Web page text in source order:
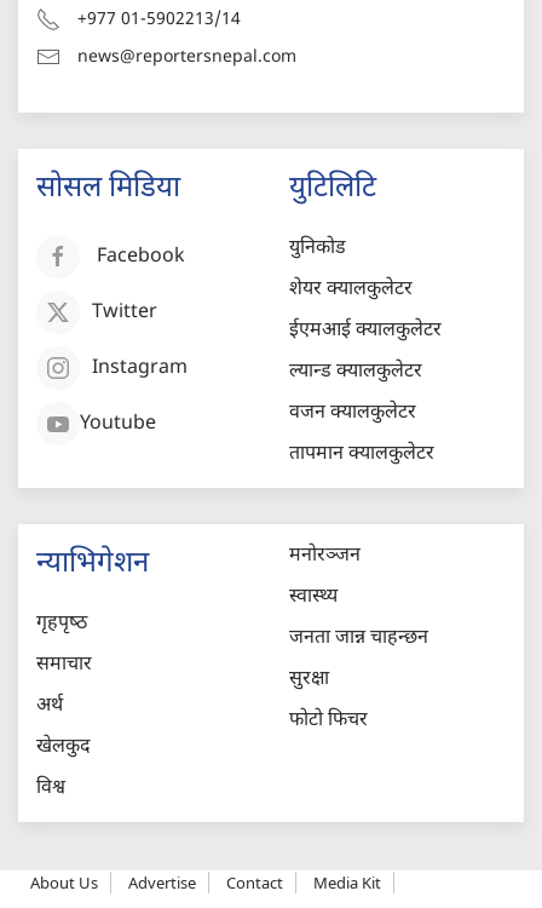
+977 01-5902213/14
news@reportersnepal.com
सोसल मिडिया
Facebook
Twitter
Instagram
Youtube
युटिलिटि
युनिकोड
शेयर क्यालकुलेटर
ईएमआई क्यालकुलेटर
ल्यान्ड क्यालकुलेटर
वजन क्यालकुलेटर
तापमान क्यालकुलेटर
न्याभिगेशन
गृहपृष्‍ठ
समाचार
अर्थ
खेलकुद
विश्व
मनोरञ्जन
स्वास्थ्य
जनता जान्न चाहन्छन
सुरक्षा
फोटो फिचर
About Us Advertise Contact Media Kit